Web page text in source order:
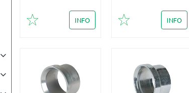
Lägg till i favoriter
INFO
Lägg till i favoriter
INFO